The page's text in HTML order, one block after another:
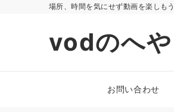
場所、時間を気にせず動画を楽しもう
vodのへや
お問い合わせ